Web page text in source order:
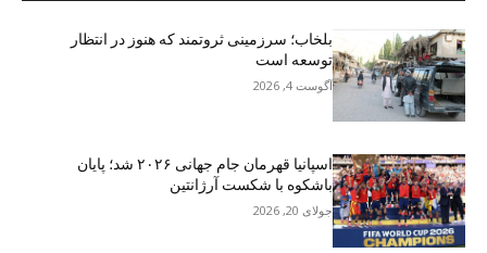
بلخاب؛ سرزمینی ثروتمند که هنوز در انتظار
توسعه است
آگوست 4, 2026
اسپانیا قهرمان جام جهانی ۲۰۲۶ شد؛ پایان
باشکوه با شکست آرژانتین
جولای 20, 2026